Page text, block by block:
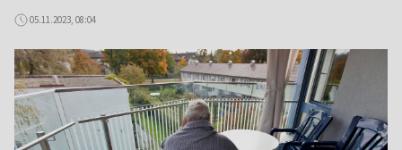
05.11.2023, 08:04